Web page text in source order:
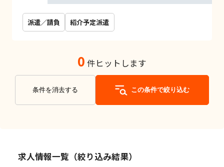
派遣／請負 紹介予定派遣
0 件ヒットします
条件を消去する この条件で絞り込む
求人情報一覧（絞り込み結果）